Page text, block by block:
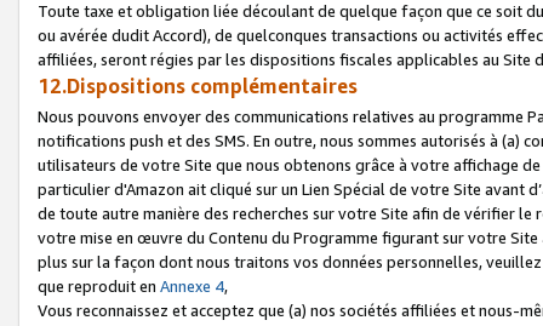
Toute taxe et obligation liée découlant de quelque façon que ce soit
ou avérée dudit Accord), de quelconques transactions ou activités
affiliées, seront régies par les dispositions fiscales applicables au Site
12.Dispositions complémentaires
Nous pouvons envoyer des communications relatives au programme
notifications push et des SMS. En outre, nous sommes autorisés à
utilisateurs de votre Site que nous obtenons grâce à votre affichage
particulier d'Amazon ait cliqué sur un Lien Spécial de votre Site avant
de toute autre manière des recherches sur votre Site afin de vérifier
votre mise en œuvre du Contenu du Programme figurant sur votre
plus sur la façon dont nous traitons vos données personnelles,
que reproduit en Annexe 4,
Vous reconnaissez et acceptez que (a) nos sociétés affiliées et nous-